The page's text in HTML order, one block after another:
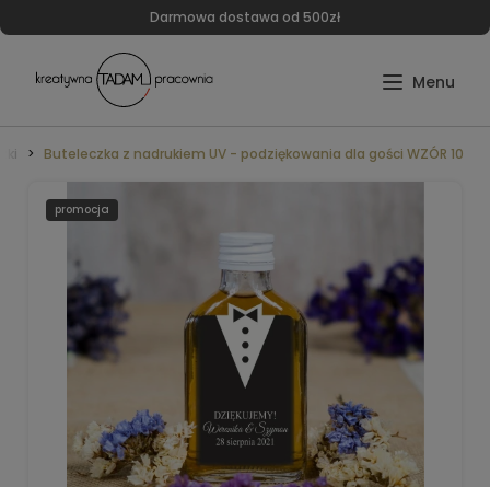
Darmowa dostawa od 500zł
Buteleczka z nadrukiem UV - podziękowania dla gości WZÓR 10
promocja